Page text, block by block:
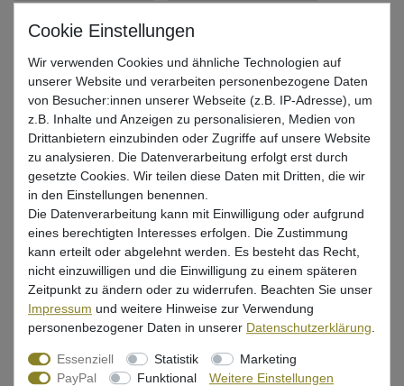
Gr. 2/0 / 14g / 4 Stück Gr. 3/0 / 14g / 4 Stück
Gr. 6 / 1.75g / 5 Stück Gr. 6 / 3.5g / 5 Stück
Gr. 4 / 1.75g / 5 Stück Gr. 4 / 7g / 5 Stück
4,99 EUR*
Versandkosten
Lieferzeit 1-3 Tage (Deutschland); 3-7 Tage (Ausland)
Informationen zur Berechnung des Liefertermins hier
Nur noch 1 Stück verfügbar
In den Warenkorb
Wir verwenden Cookies und ähnliche Technologien auf
unserer Website und verarbeiten personenbezogene Daten
von Besucher:innen unserer Webseite (z.B. IP-Adresse), um
z.B. Inhalte und Anzeigen zu personalisieren, Medien von
Drittanbietern einzubinden oder Zugriffe auf unsere Website
zu analysieren. Die Datenverarbeitung erfolgt erst durch
gesetzte Cookies. Wir teilen diese Daten mit Dritten, die wir
in den Einstellungen benennen.
Die Datenverarbeitung kann mit Einwilligung oder aufgrund
eines berechtigten Interesses erfolgen. Die Zustimmung
kann erteilt oder abgelehnt werden. Es besteht das Recht,
nicht einzuwilligen und die Einwilligung zu einem späteren
Zeitpunkt zu ändern oder zu widerrufen. Beachten Sie unser
Impressum und weitere Hinweise zur Verwendung
personenbezogener Daten in unserer Daten­schutz­erklärung
Essenziell Statistik
Marketing
PayPal
Funktional Weitere Einstellungen